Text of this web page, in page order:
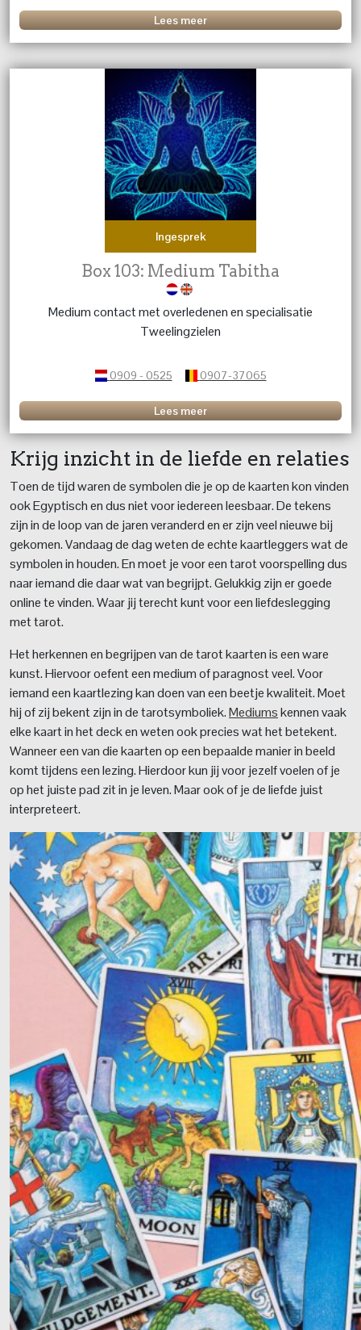
Lees meer
Ingesprek
Box 103: Medium Tabitha
Medium contact met overledenen en specialisatie
Tweelingzielen
0909 - 0525 0907-37065
Lees meer
Krijg inzicht in de liefde en relaties
Toen de tijd waren de symbolen die je op de kaarten kon vinden
ook Egyptisch en dus niet voor iedereen leesbaar. De tekens
zijn in de loop van de jaren veranderd en er zijn veel nieuwe bij
gekomen. Vandaag de dag weten de echte kaartleggers wat de
symbolen in houden. En moet je voor een tarot voorspelling dus
naar iemand die daar wat van begrijpt. Gelukkig zijn er goede
online te vinden. Waar jij terecht kunt voor een liefdeslegging
met tarot.
Het herkennen en begrijpen van de tarot kaarten is een ware
kunst. Hiervoor oefent een medium of paragnost veel.Voor
iemand een kaartlezing kan doen van een beetje kwaliteit. Moet
hij of zij bekent zijn in de tarotsymboliek.Mediumskennen vaak
elke kaart in het deck en weten ook precies wat het betekent.
Wanneer een van die kaarten op een bepaalde manier in beeld
komt tijdens een lezing. Hierdoor kun jij voor jezelf voelen of je
op het juiste pad zit in je leven. Maar ook of je de liefde juist
interpreteert.